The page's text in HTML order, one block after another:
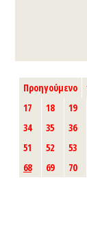
Προηγούμενο
17
18 19
34
35 36
51
52 53
68
69 70